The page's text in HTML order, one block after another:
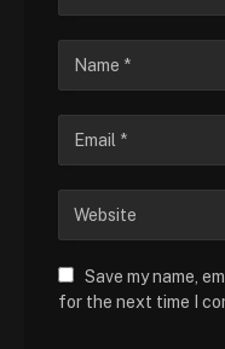
Save my name,
for the next time I